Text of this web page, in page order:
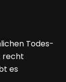
Todes-
recht
es